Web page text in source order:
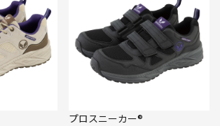
プロスニーカー®